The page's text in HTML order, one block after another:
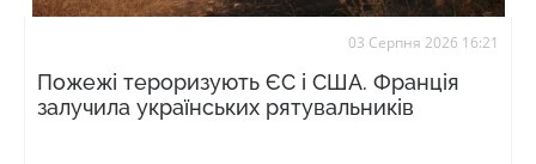
03 Серпня 2026 16:21
Пожежі тероризують ЄС і США. Франція
залучила українських рятувальників